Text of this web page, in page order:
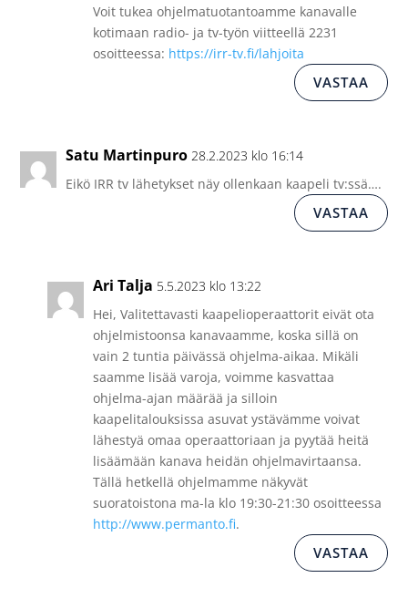
Voit tukea ohjelmatuotantoamme kanavalle
kotimaan radio- ja tv-työn viitteellä 2231
osoitteessa: https://irr-tv.fi/lahjoita
VASTAA
Satu Martinpuro 28.2.2023 klo 16:14
Eikö IRR tv lähetykset näy ollenkaan kaapeli tv:ssä….
VASTAA
Ari Talja 5.5.2023 klo 13:22
Hei, Valitettavasti kaapelioperaattorit eivät ota
ohjelmistoonsa kanavaamme, koska sillä on
vain 2 tuntia päivässä ohjelma-aikaa. Mikäli
saamme lisää varoja, voimme kasvattaa
ohjelma-ajan määrää ja silloin
kaapelitalouksissa asuvat ystävämme voivat
lähestyä omaa operaattoriaan ja pyytää heitä
lisäämään kanava heidän ohjelmavirtaansa.
Tällä hetkellä ohjelmamme näkyvät
suoratoistona ma-la klo 19:30-21:30 osoitteessa
http://www.permanto.fi.
VASTAA